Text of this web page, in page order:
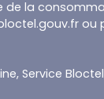
de la
ou
Service Bloctel,